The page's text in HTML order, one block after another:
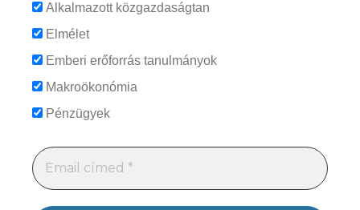
Alkalmazott közgazdaságtan
Elmélet
Emberi erőforrás tanulmányok
Makroökonómia
Pénzügyek